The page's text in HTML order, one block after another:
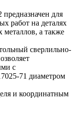
для
работ на деталях
а также
сверлильно-
с
71 диаметром
и координатным